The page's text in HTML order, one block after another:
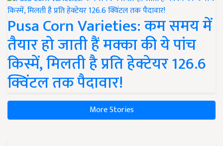
Pusa Corn Varieties: कम समय में
तैयार हो जाती हैं मक्का की ये पांच
किस्में, मिलती है प्रति हेक्टेयर 126.6
क्विंटल तक पैदावार!
More Stories